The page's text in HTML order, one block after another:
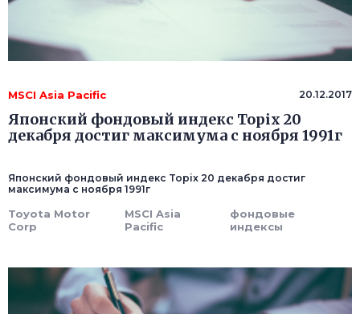
MSCI Asia Pacific 20.12.2017
Японский фондовый индекс Topix 20
декабря достиг максимума с ноября 1991г
Японский фондовый индекс Topix 20 декабря достиг
максимума с ноября 1991г
Toyota Motor
Corp
MSCI Asia
Pacific
фондовые
индексы